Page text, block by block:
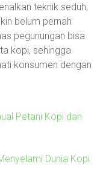
teknik seduh,
belum pernah
pegunungan bisa
kopi, sehingga
konsumen dengan
Petani Kopi dan
Dunia Kopi